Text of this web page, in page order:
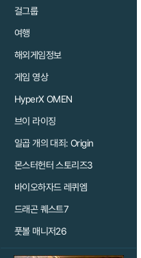
걸그룹
여행
해외게임정보
게임 영상
HyperX OMEN
브이 라이징
일곱 개의 대죄: Origin
몬스터헌터 스토리즈3
바이오하자드 레퀴엠
드래곤 퀘스트7
풋볼 매니저26